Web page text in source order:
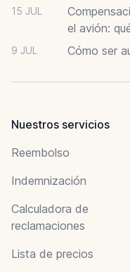
15 JUL
el avión:
9 JUL Cómo ser
Nuestros servicios
Reembolso
Indemnización
Calculadora de
reclamaciones
Lista de precios